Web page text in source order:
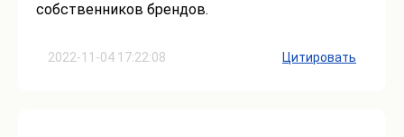
2022-11-04 17:22:08
собственников брендов.
Цитировать